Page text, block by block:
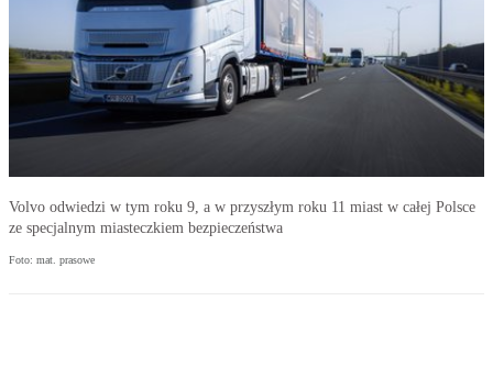
Volvo odwiedzi w tym roku 9, a w przyszłym roku 11 miast w całej Polsce
ze specjalnym miasteczkiem bezpieczeństwa
Foto: mat. prasowe